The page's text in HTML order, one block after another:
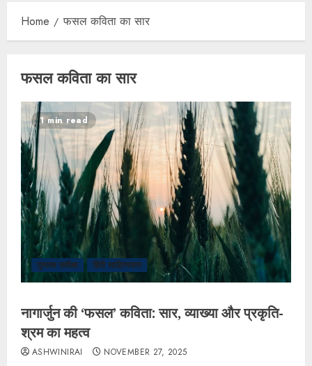
Home फसल कविता का सार
फसल कविता का सार
1 min read
पुस्तक समीक्षा हिंदी साहित्यकार
नागार्जुन की ‘फसल’ कविता: सार, व्याख्या और प्रकृति-
श्रम का महत्व
ASHWINIRAI NOVEMBER 27, 2025